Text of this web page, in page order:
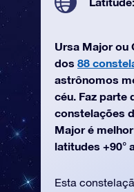
Ursa Major ou
dos 88
astrônomos
céu. Faz parte
constelações
Major é
latitudes +90°
Esta